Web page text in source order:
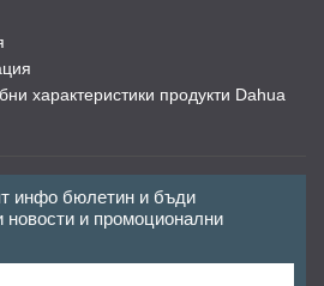
характеристики продукти Dahua
инфо бюлетин и бъди
новости и промоционални